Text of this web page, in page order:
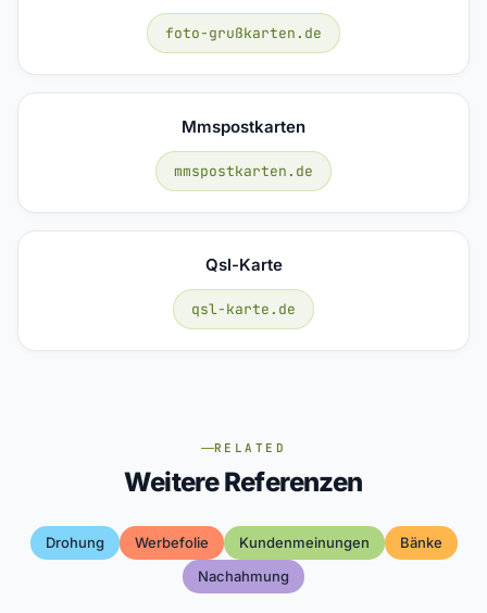
foto-grußkarten.de
Mmspostkarten
mmspostkarten.de
Qsl-Karte
qsl-karte.de
RELATED
Weitere Referenzen
Drohung Werbefolie Kundenmeinungen
Bänke
Nachahmung